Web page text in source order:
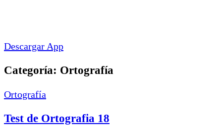
Descargar App
Categoría: Ortografía
Ortografía
Test de Ortografia 18